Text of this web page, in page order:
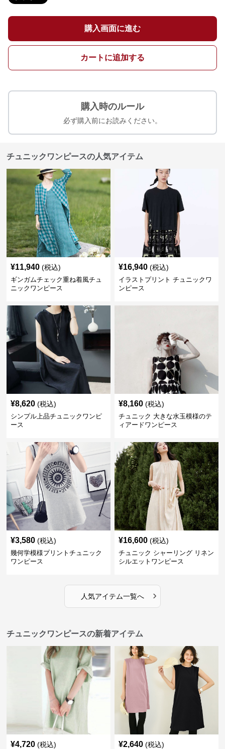
購入画面に進む
カートに追加する
購入時のルール
必ず購入前にお読みください。
チュニックワンピースの人気アイテム
¥11,940 (税込)
ギンガムチェック重ね着風チュ
ニックワンピース
¥16,940 (税込)
イラストプリント チュニックワ
ンピース
¥8,620 (税込)
シンプル上品チュニックワンピ
ース
¥8,160 (税込)
チュニック 大きな水玉模様のテ
ィアードワンピース
¥3,580 (税込)
幾何学模様プリントチュニック
ワンピース
¥16,600 (税込)
チュニック シャーリング リネン
シルエットワンピース
人気アイテム一覧へ ›
チュニックワンピースの新着アイテム
¥4,720 (税込) ¥2,640 (税込)